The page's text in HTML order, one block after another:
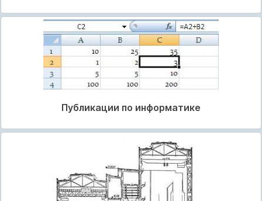
Публикации по информатике